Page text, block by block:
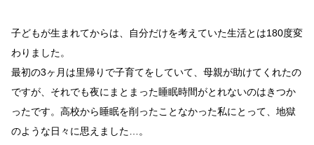
子どもが生まれてからは、自分だけを考えていた生活とは180度変
わりました。
最初の3ヶ月は里帰りで子育てをしていて、母親が助けてくれたの
ですが、それでも夜にまとまった睡眠時間がとれないのはきつか
ったです。高校から睡眠を削ったことなかった私にとって、地獄
のような日々に思えました…。